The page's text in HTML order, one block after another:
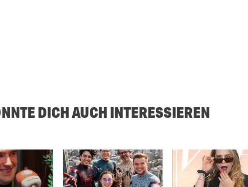
DICH AUCH INTERESSIEREN